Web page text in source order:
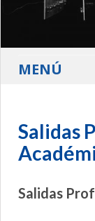
Salidas
Salidas
MENÚ